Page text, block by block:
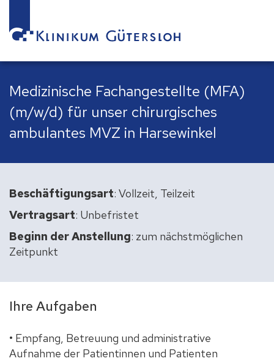
Medizinische Fachangestellte (MFA)
(m/w/d) für unser chirurgisches
ambulantes MVZ in Harsewinkel
Beschäftigungsart: Vollzeit, Teilzeit
Vertragsart: Unbefristet
Beginn der Anstellung: zum nächstmöglichen
Zeitpunkt
Ihre Aufgaben
• Empfang, Betreuung und administrative
Aufnahme der Patientinnen und Patienten